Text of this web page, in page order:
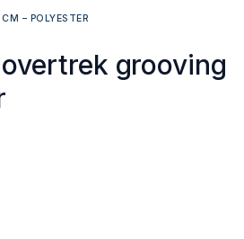
– POLYESTER
grooving